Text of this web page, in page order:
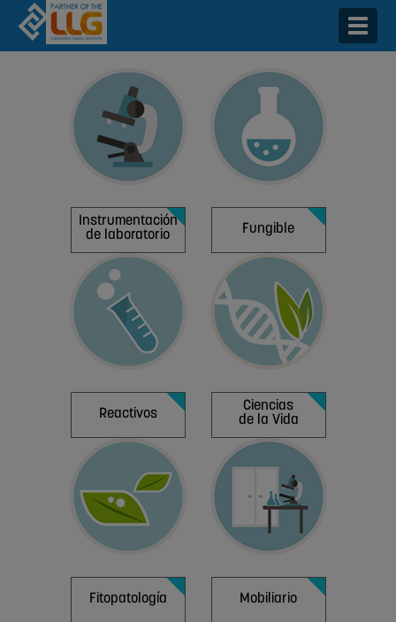
Instrumentación
de laboratorio
Fungible
Reactivos
Ciencias
de la Vida
Fitopatología Mobiliario